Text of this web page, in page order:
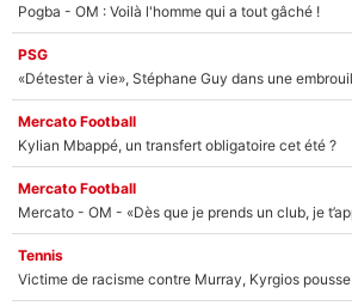
Pogba - OM : Voilà l'homme qui a tout gâché !
PSG
«Détester à vie», Stéphane Guy dans une
Mercato Football
Kylian Mbappé, un transfert obligatoire cet été ?
Mercato Football
Tennis